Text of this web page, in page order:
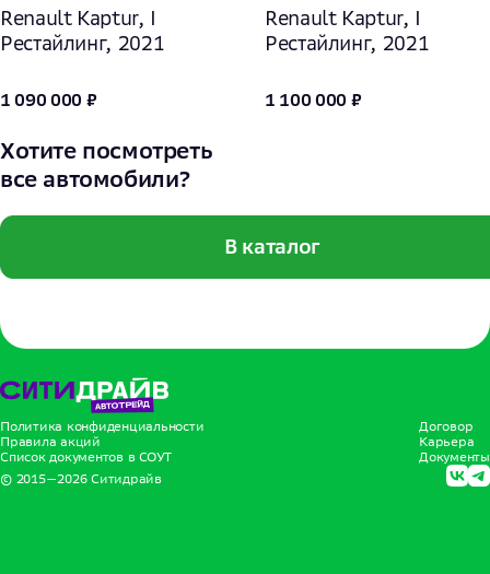
Renault Kaptur, I
Рестайлинг, 2021
1 090 000 ₽
Renault Kaptur, I
Рестайлинг, 2021
1 100 000 ₽
Хотите посмотреть
все автомобили?
В каталог
Политика конфиденциальности
Правила акций
Список документов в СОУТ
Договор
Карьера
Документы
© 2015—2026Ситидрайв